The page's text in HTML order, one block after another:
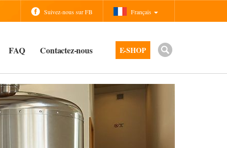
Français
Suivez-nous sur FB
FAQ Contactez-nous E-SHOP